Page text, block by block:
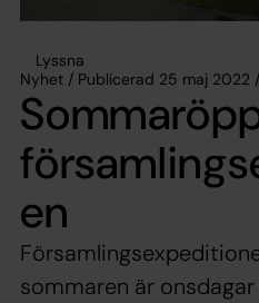
Lyssna
Nyhet / Publicerad 25 maj 2022
en
sommaren är